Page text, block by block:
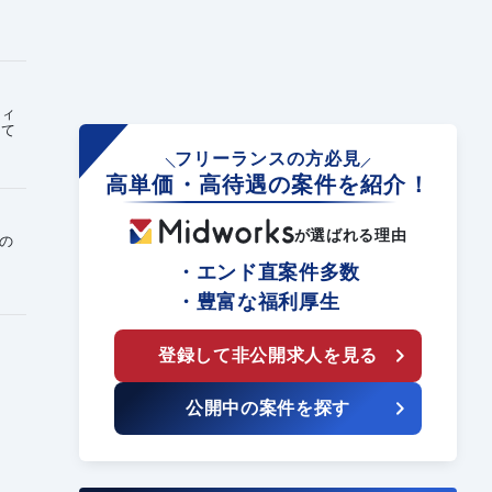
高単価・高待遇の案件を紹介！
フリーランスの方必見
が選ばれる理由
・エンド直案件多数
・豊富な福利厚生
登録して非公開求人を見る
公開中の案件を探す